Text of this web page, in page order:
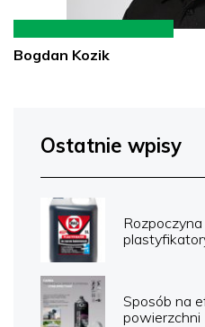
Bogdan Kozik
Ostatnie wpisy
Sposób na
powierzchni